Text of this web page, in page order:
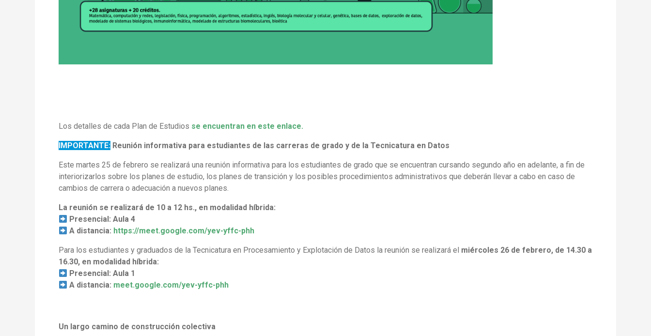
Los detalles de cada Plan de Estudios se encuentran en este enlace.
IMPORTANTE: Reunión informativa para estudiantes de las carreras de grado y de la Tecnicatura en Datos
Este martes 25 de febrero se realizará una reunión informativa para los estudiantes de grado que se encuentran cursando segundo año en adelante, a fin de
interiorizarlos sobre los planes de estudio, los planes de transición y los posibles procedimientos administrativos que deberán llevar a cabo en caso de
cambios de carrera o adecuación a nuevos planes.
La reunión se realizará de 10 a 12 hs., en modalidad híbrida:
Presencial: Aula 4
A distancia: https://meet.google.com/yev-yffc-phh
Para los estudiantes y graduados de la Tecnicatura en Procesamiento y Explotación de Datos la reunión se realizará el miércoles 26 de febrero, de 14.30 a
16.30, en modalidad híbrida:
Presencial: Aula 1
A distancia: meet.google.com/yev-yffc-phh
Un largo camino de construcción colectiva